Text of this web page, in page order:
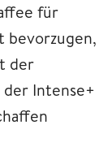
für
bevorzugen,
der
der Intense+